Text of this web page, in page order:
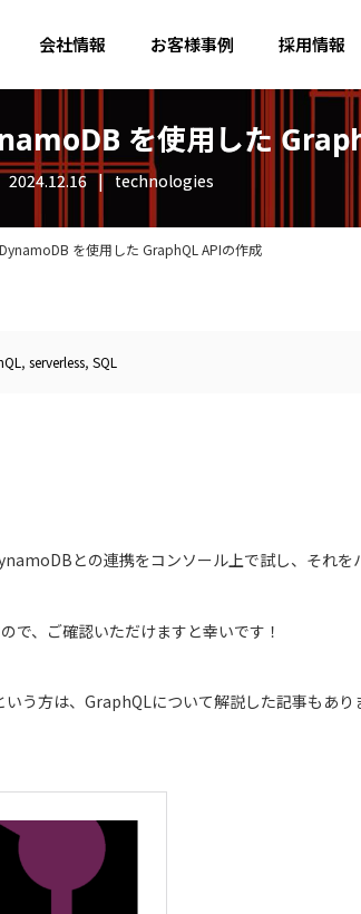
会社情報 お客様事例 採用情報
を使用した
2024.12.16 technologies
を使用した GraphQL APIの作成
, serverless, SQL
との連携をコンソール上で試し、それを
で、ご確認いただけますと幸いです！
う方は、GraphQLについて解説した記事もあり